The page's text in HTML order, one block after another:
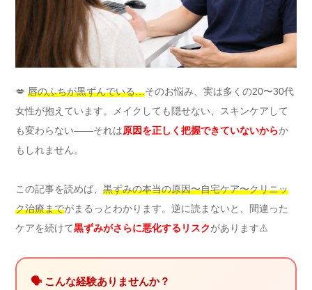
💋 唇のふちが黒ずんでいる…そのお悩み、実は多くの20〜30代
女性が抱えています。メイクしても隠せない、スキンケアして
も変わらない——それは原因を正しく把握できていないからか
もしれません。
この記事を読めば、 黒ずみの本当の原因〜自宅ケア〜クリニッ
ク治療までがまるっとわかります。逆に読まないと、間違った
ケアを続けて黒ずみがさらに悪化するリスクがあります⚠️
🗣️ こんな経験ありませんか？